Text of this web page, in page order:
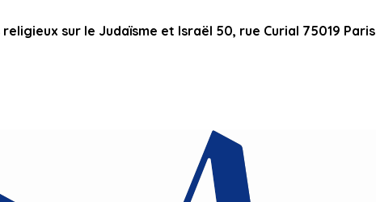
sur le Judaïsme et Israël 50, rue Curial 75019 Paris